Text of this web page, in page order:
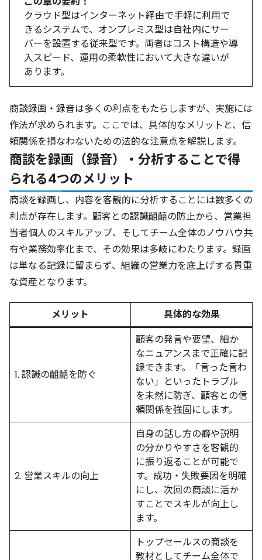
クラウド型はインターネット経由で手軽に利用で
きるシステムで、オンプレミス型は自社内にサー
バーを設置する従来型です。両者はコスト構造や導
入スピード、運用の柔軟性において大きな違いが
あります。
商談録画・録音は多くの利点をもたらしますが、実施には
作法が求められます。ここでは、具体的なメリットと、信
頼関係を損なわないための法的な注意点を解説します。
商談を録画（録音）・分析することで得
られる4つのメリット
商談を録画し、内容を客観的に分析することには数多くの
利点が存在します。顧客との認識齟齬の防止から、営業担
当者個人のスキルアップ、そしてチーム全体のノウハウ共
有や業務効率化まで、その効果は多岐にわたります。録画
は単なる記録に留まらず、組織の営業力を底上げする貴重
な資産となります。
メリット 具体的な効果
1. 認識の齟齬を防ぐ
顧客の発言や要望、細か
なニュアンスまで正確に記
録できます。「言った言わ
ない」といったトラブル
を未然に防ぎ、顧客との信
頼関係を強固にします。
2. 営業スキルの向上
自身の話し方の癖や説明
の分かりやすさを客観的
に振り返ることが可能で
す。成功・失敗要因を明確
にし、次回の商談に活か
すことでスキルが向上し
ます。
トップセールスの商談を
教材としてチーム全体で